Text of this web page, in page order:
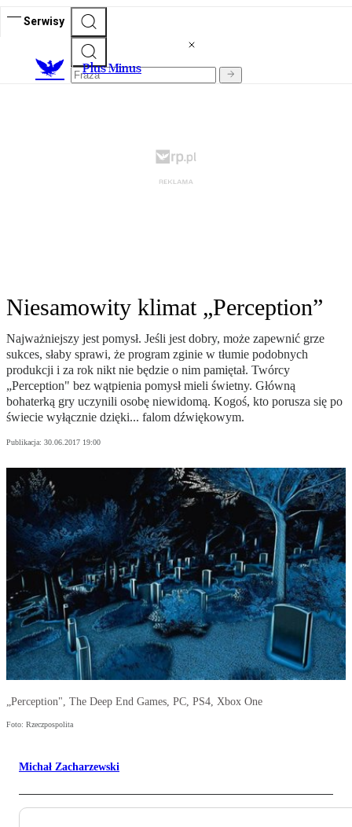
Serwisy
Plus Minus
Niesamowity klimat „Perception”
Najważniejszy jest pomysł. Jeśli jest dobry, może zapewnić grze
sukces, słaby sprawi, że program zginie w tłumie podobnych
produkcji i za rok nikt nie będzie o nim pamiętał. Twórcy
„Perception" bez wątpienia pomysł mieli świetny. Główną
bohaterką gry uczynili osobę niewidomą. Kogoś, kto porusza się po
świecie wyłącznie dzięki... falom dźwiękowym.
Publikacja: 30.06.2017 19:00
„Perception", The Deep End Games, PC, PS4, Xbox One
Foto: Rzeczpospolita
Michał Zacharzewski